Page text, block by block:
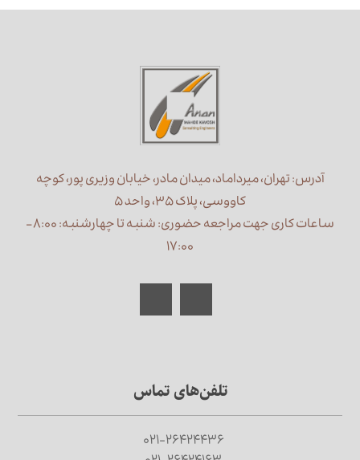
آدرس: تهران، میرداماد، میدان مادر، خیابان وزیری پور، کوچه
کاووسی، پلاک ۳۵، واحد ۵
ساعات کاری جهت مراجعه حضوری: شنبه تا چهارشنبه: ۸:۰۰ –
۱۷:۰۰
تلفن‌های تماس
۰۲۱-۲۶۴۲۴۴۳۶